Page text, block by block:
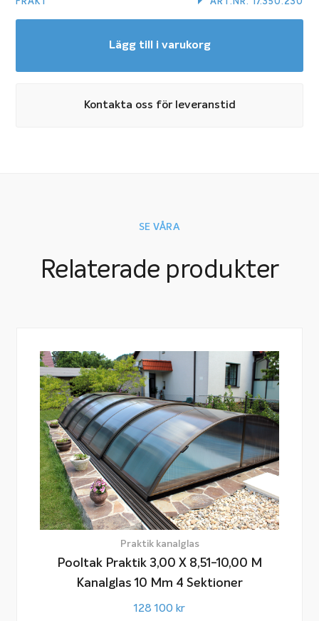
FRAKT ART.NR. 17.350.230
Lägg till i varukorg
Kontakta oss för leveranstid
SE VÅRA
Relaterade produkter
Praktik kanalglas
Pooltak Praktik 3,00 X 8,51-10,00 M
Kanalglas 10 Mm 4 Sektioner
128 100 kr